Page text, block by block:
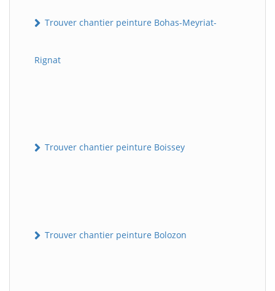
Trouver chantier peinture Bohas-Meyriat-
Rignat
Trouver chantier peinture Boissey
Trouver chantier peinture Bolozon